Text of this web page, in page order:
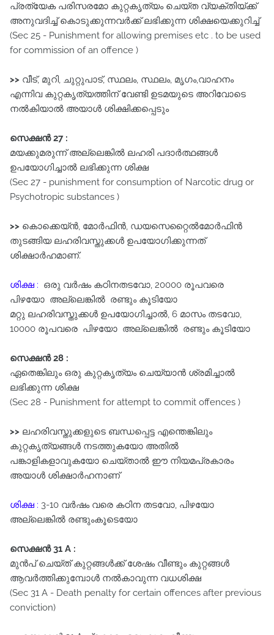
പ്രത്യേക പരിസരമോ കുറ്റകൃത്യം ചെയ്ത വ്യക്തിയ്ക്ക്‌
അനുവദിച്ച്‌ കൊടുക്കുന്നവർക്ക്‌ ലഭിക്കുന്ന ശിക്ഷയെക്കുറിച്ച്‌
(Sec 25 - Punishment for allowing premises etc . to be used
for commission of an offence )
>> വീട്, മുറി, ചുറ്റുപാട്, സ്ഥലം, സ്ഥലം, മൃഗം,വാഹനം
എന്നിവ കുറ്റകൃത്യത്തിന്‌ വേണ്ടി ഉടമയുടെ അറിവോടെ
നൽകിയാൽ അയാൾ ശിക്ഷിക്കപ്പെടും
സെക്ഷൻ 27 :
മയക്കുമരുന്ന്‌ അല്ലെങ്കിൽ ലഹരി പദാർത്ഥങ്ങൾ
ഉപയോഗിച്ചാൽ ലഭിക്കുന്ന ശിക്ഷ
(Sec 27 - punishment for consumption of Narcotic drug or
Psychotropic substances )
>> കൊക്കെയ്ൻ, മോർഫിൻ, ഡയസെറ്റൈൽമോർഫിൻ
തുടങ്ങിയ ലഹരിവസ്തുക്കൾ ഉപയോഗിക്കുന്നത്
ശിക്ഷാർഹമാണ്.
ശിക്ഷ : ഒരു വർഷം കഠിനതടവോ, 20000 രൂപവരെ
പിഴയോ അല്ലെങ്കിൽ രണ്ടും കൂടിയോ
മറ്റു ലഹരിവസ്തുക്കൾ ഉപയോഗിച്ചാൽ, 6 മാസം തടവോ,
10000 രൂപവരെ പിഴയോ അല്ലെങ്കിൽ രണ്ടും കൂടിയോ
സെക്ഷൻ 28 :
ഏതെങ്കിലും ഒരു കുറ്റകൃത്യം ചെയ്യാൻ ശ്രമിച്ചാൽ
ലഭിക്കുന്ന ശിക്ഷ
(Sec 28 - Punishment for attempt to commit offences )
>> ലഹരിവസ്തുക്കളുടെ ബന്ധപ്പെട്ട എന്തെങ്കിലും
കുറ്റകൃത്യങ്ങൾ നടത്തുകയോ അതിൽ
പങ്കാളികളാവുകയോ ചെയ്‌താൽ ഈ നിയമപ്രകാരം
അയാൾ ശിക്ഷാർഹനാണ്‌
ശിക്ഷ : 3-10 വർഷം വരെ കഠിന തടവോ, പിഴയോ
അല്ലെങ്കിൽ രണ്ടുംകൂടെയോ
സെക്ഷൻ 31 A :
മുൻപ്‌ ചെയ്ത്‌ കുറ്റങ്ങൾക്ക്‌ ശേഷം വീണ്ടും കുറ്റങ്ങൾ
ആവർത്തിക്കുമ്പോൾ നൽകാവുന്ന വധശിക്ഷ
(Sec 31 A - Death penalty for certain offences after previous
conviction)